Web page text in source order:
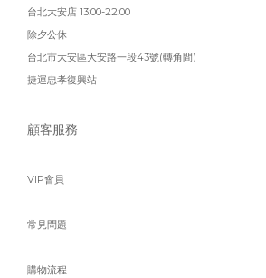
台北大安店 13:00-22:00
除夕公休
台北市大安區大安路一段43號(轉角間)
捷運忠孝復興站
顧客服務
VIP會員
常見問題
購物流程